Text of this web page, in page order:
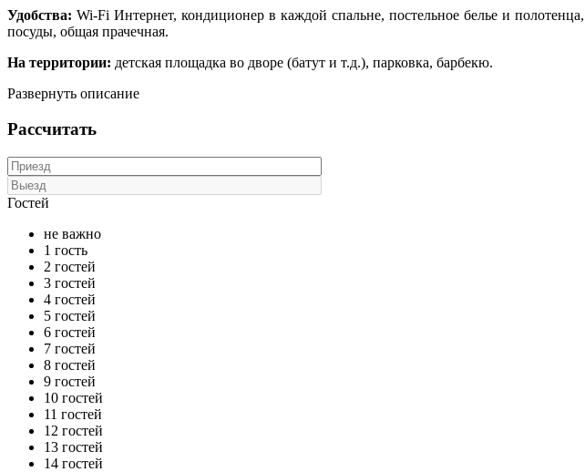
Удобства: Wi-FiИнтернет, кондиционер в каждой спальне, постельное бельеи полотенца,
посуды, общая прачечная.
На территории: детская площадка во дворе (батут и т.д.), парковка, барбекю.
Развернуть описание
Рассчитать
Гостей
не важно
1 гость
2 гостей
3 гостей
4 гостей
5 гостей
6 гостей
7 гостей
8 гостей
9 гостей
10 гостей
11 гостей
12 гостей
13 гостей
14 гостей